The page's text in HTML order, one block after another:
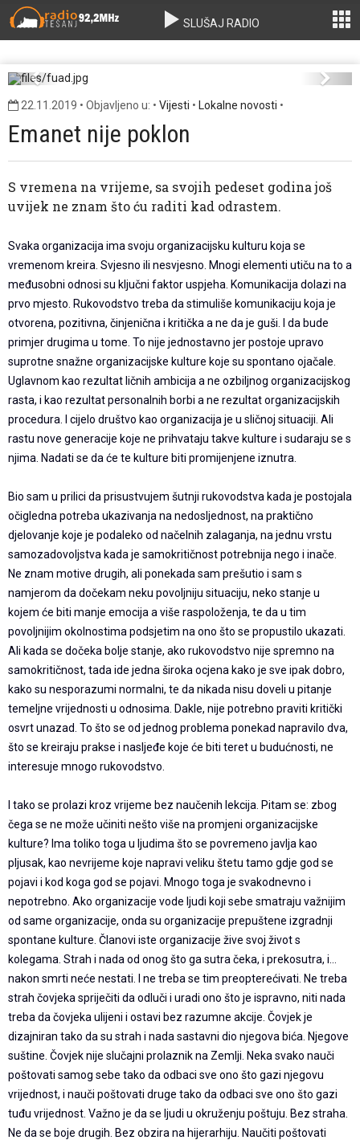
SLUŠAJ RADIO
Previous Next
22.11.2019 • Objavljeno u: • Vijesti • Lokalne novosti •
Emanet nije poklon
S vremena na vrijeme, sa svojih pedeset godina još
uvijek ne znam što ću raditi kad odrastem.
Svaka organizacija ima svoju organizacijsku kulturu koja se
vremenom kreira. Svjesno ili nesvjesno. Mnogi elementi utiču na to a
međusobni odnosi su ključni faktor uspjeha. Komunikacija dolazi na
prvo mjesto. Rukovodstvo treba da stimuliše komunikaciju koja je
otvorena, pozitivna, činjenična i kritička a ne da je guši. I da bude
primjer drugima u tome. To nije jednostavno jer postoje upravo
suprotne snažne organizacijske kulture koje su spontano ojačale.
Uglavnom kao rezultat ličnih ambicija a ne ozbiljnog organizacijskog
rasta, i kao rezultat personalnih borbi a ne rezultat organizacijskih
procedura. I cijelo društvo kao organizacija je u sličnoj situaciji. Ali
rastu nove generacije koje ne prihvataju takve kulture i sudaraju se s
njima. Nadati se da će te kulture biti promijenjene iznutra.
Bio sam u prilici da prisustvujem šutnji rukovodstva kada je postojala
očigledna potreba ukazivanja na nedosljednost, na praktično
djelovanje koje je podaleko od načelnih zalaganja, na jednu vrstu
samozadovoljstva kada je samokritičnost potrebnija nego i inače.
Ne znam motive drugih, ali ponekada sam prešutio i sam s
namjerom da dočekam neku povoljniju situaciju, neko stanje u
kojem će biti manje emocija a više raspoloženja, te da u tim
povoljnijim okolnostima podsjetim na ono što se propustilo ukazati.
Ali kada se dočeka bolje stanje, ako rukovodstvo nije spremno na
samokritičnost, tada ide jedna široka ocjena kako je sve ipak dobro,
kako su nesporazumi normalni, te da nikada nisu doveli u pitanje
temeljne vrijednosti u odnosima. Dakle, nije potrebno praviti kritički
osvrt unazad. To što se od jednog problema ponekad napravilo dva,
što se kreiraju prakse i nasljeđe koje će biti teret u budućnosti, ne
interesuje mnogo rukovodstvo.
I tako se prolazi kroz vrijeme bez naučenih lekcija. Pitam se: zbog
čega se ne može učiniti nešto više na promjeni organizacijske
kulture? Ima toliko toga u ljudima što se povremeno javlja kao
pljusak, kao nevrijeme koje napravi veliku štetu tamo gdje god se
pojavi i kod koga god se pojavi. Mnogo toga je svakodnevno i
nepotrebno. Ako organizacije vode ljudi koji sebe smatraju važnijim
od same organizacije, onda su organizacije prepuštene izgradnji
spontane kulture. Članovi iste organizacije žive svoj život s
kolegama. Strah i nada od onog što ga sutra čeka, i prekosutra, i…
nakon smrti neće nestati. I ne treba se tim preopterećivati. Ne treba
strah čovjeka spriječiti da odluči i uradi ono što je ispravno, niti nada
treba da čovjeka ulijeni i ostavi bez razumne akcije. Čovjek je
dizajniran tako da su strah i nada sastavni dio njegova bića. Njegove
suštine. Čovjek nije slučajni prolaznik na Zemlji. Neka svako nauči
poštovati samog sebe tako da odbaci sve ono što gazi njegovu
vrijednost, i nauči poštovati druge tako da odbaci sve ono što gazi
tuđu vrijednost. Važno je da se ljudi u okruženju poštuju. Bez straha.
Ne da se boje drugih. Bez obzira na hijerarhiju. Naučiti poštovati